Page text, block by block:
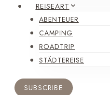
REISEART
ABENTEUER
CAMPING
ROADTRIP
STÄDTEREISE
SUBSCRIBE